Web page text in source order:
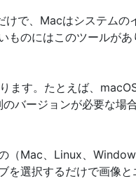
で、Macはシステムの
ものにはこのツールがあ
ます。たとえば、
のバージョンが必要な場
（Mac、Linux、
を選択するだけで画像と